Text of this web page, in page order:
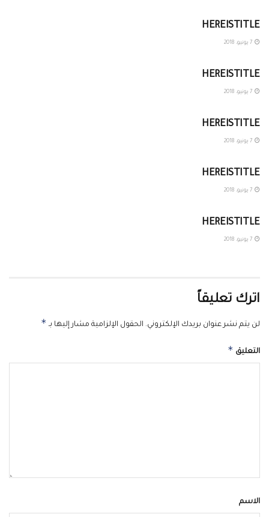
HEREISTITLE
HEREISTITLE
HEREISTITLE
HEREISTITLE
HEREISTITLE
اترك تعليقاً
لن يتم نشر عنوان بريدك الإلكتروني. الحقول الإلزامية مشار إليها بـ *
التعليق *
الاسم